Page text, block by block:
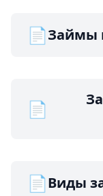
📄Займы
📄
📄Виды